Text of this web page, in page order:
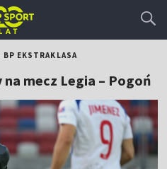
BP EKSTRAKLASA
mecz Legia – Pogoń